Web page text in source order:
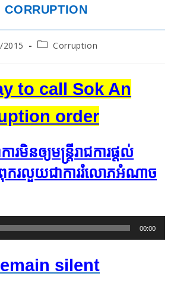
2015
PostCorruption
to call Sok An
order
មិន​ឲ្យ​មន្ត្រី​រាជការ​ផ្ដល់​
ក​រលួយ​ជា​ការ​រំលោភ​អំណាច​
00:00
silent